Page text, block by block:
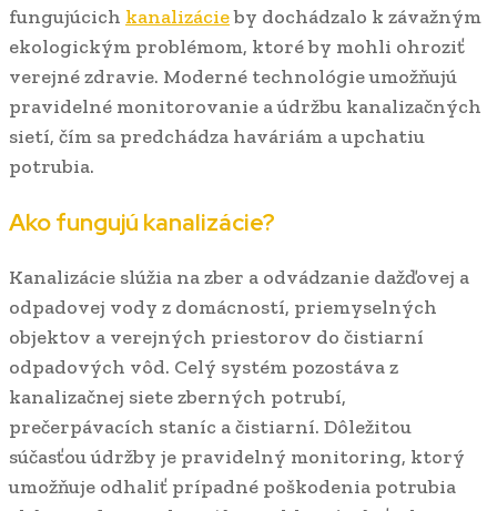
fungujúcich kanalizácieby dochádzalo k závažným
ekologickým problémom, ktoré by mohli ohroziť
verejné zdravie. Moderné technológie umožňujú
pravidelné monitorovanie a údržbu kanalizačných
sietí, čím sa predchádza haváriám a upchatiu
potrubia.
Ako fungujú kanalizácie?
Kanalizácie slúžia na zber a odvádzanie dažďovej a
odpadovej vody z domácností, priemyselných
objektov a verejných priestorov do čistiarní
odpadových vôd. Celý systém pozostáva z
kanalizačnej siete zberných potrubí,
prečerpávacích staníc a čistiarní. Dôležitou
súčasťou údržby je pravidelný monitoring, ktorý
umožňuje odhaliť prípadné poškodenia potrubia